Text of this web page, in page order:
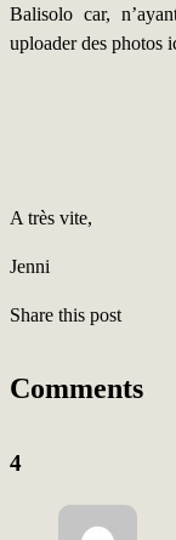
Balisolo car,
uploader des photos
A très vite,
Jenni
Share this post
Comments
4